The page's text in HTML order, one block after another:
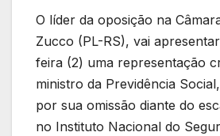
O líder da oposição na
Zucco (PL-RS), vai
feira (2) uma representação
ministro da Previdência
por sua omissão diante do
no Instituto Nacional do